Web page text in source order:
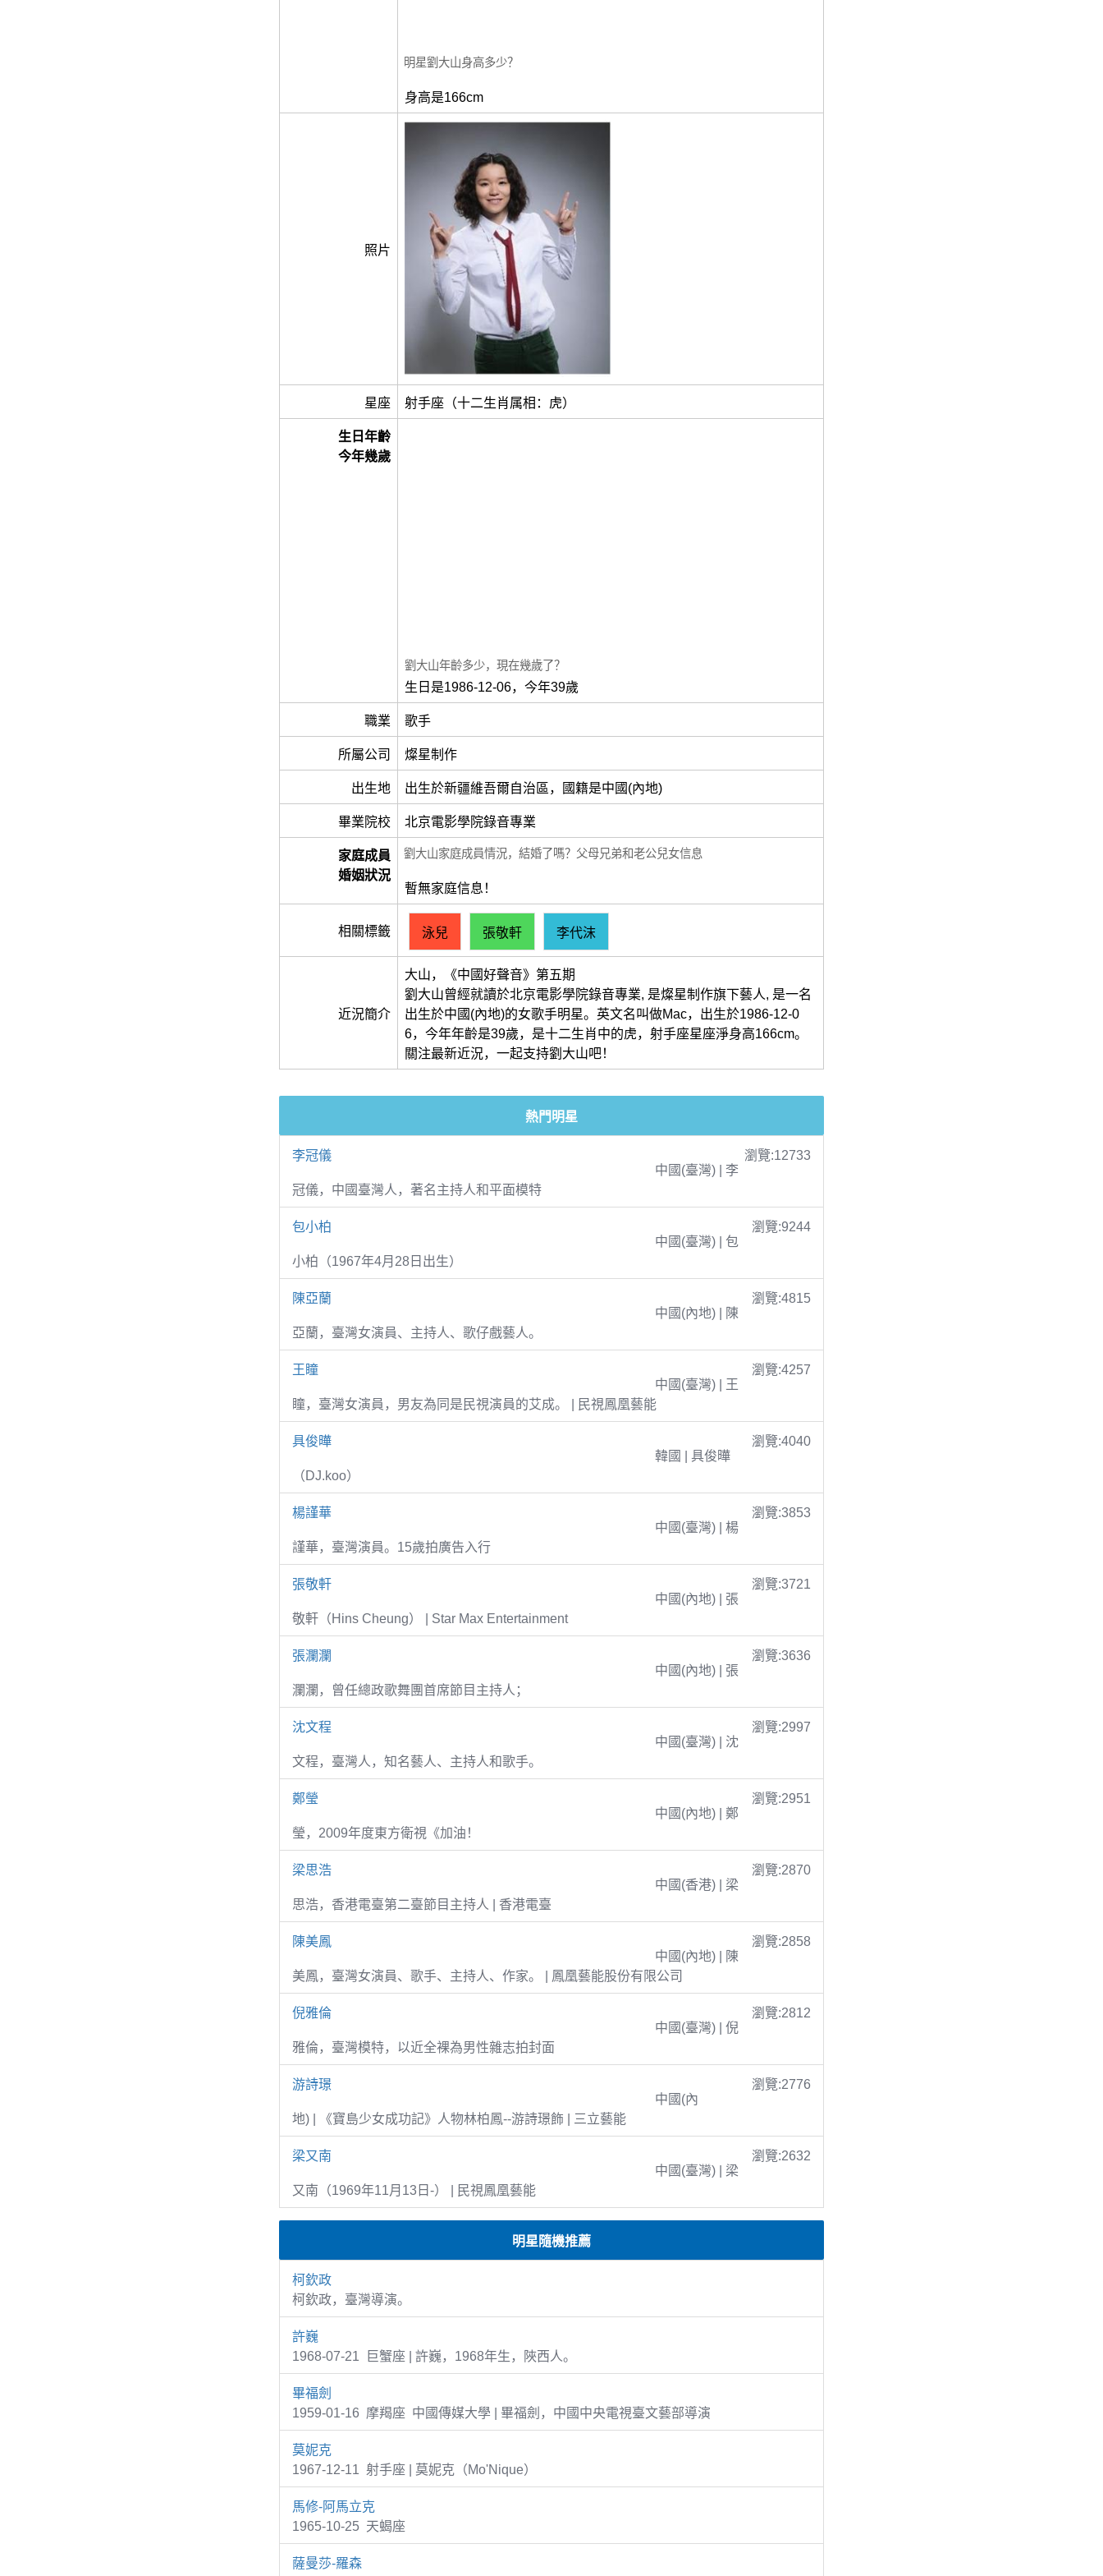
明星劉大山身高多少？
身高是166cm
照片
星座 射手座（十二生肖属相：虎）
生日年齡
今年幾歲
劉大山年齡多少，現在幾歲了？
生日是1986-12-06，今年39歲
職業 歌手
所屬公司 燦星制作
出生地 出生於新疆維吾爾自治區，國籍是中國(內地)
畢業院校 北京電影學院錄音專業
家庭成員
婚姻狀況
劉大山家庭成員情況，結婚了嗎？父母兄弟和老公兒女信息
暫無家庭信息！
相關標籤 泳兒 張敬軒 李代沫
近況簡介
大山，《中國好聲音》第五期
劉大山曾經就讀於北京電影學院錄音專業, 是燦星制作旗下藝人, 是一名
出生於中國(內地)的女歌手明星。英文名叫做Mac，出生於1986-12-0
6，今年年齡是39歲，是十二生肖中的虎，射手座星座淨身高166cm。
關注最新近況，一起支持劉大山吧！
熱門明星
李冠儀
瀏覽:12733
中國(臺灣) | 李
冠儀，中國臺灣人，著名主持人和平面模特
包小柏
瀏覽:9244
中國(臺灣) | 包
小柏（1967年4月28日出生）
陳亞蘭
瀏覽:4815
中國(內地) | 陳
亞蘭，臺灣女演員、主持人、歌仔戲藝人。
王瞳
瀏覽:4257
中國(臺灣) | 王
瞳，臺灣女演員，男友為同是民視演員的艾成。 | 民視鳳凰藝能
具俊曄
瀏覽:4040
韓國 | 具俊曄
（DJ.koo）
楊謹華
瀏覽:3853
中國(臺灣) | 楊
謹華，臺灣演員。15歲拍廣告入行
張敬軒
瀏覽:3721
中國(內地) | 張
敬軒（Hins Cheung） | Star Max Entertainment
張瀾瀾
瀏覽:3636
中國(內地) | 張
瀾瀾，曾任總政歌舞團首席節目主持人；
沈文程
瀏覽:2997
中國(臺灣) | 沈
文程，臺灣人，知名藝人、主持人和歌手。
鄭瑩
瀏覽:2951
中國(內地) | 鄭
瑩，2009年度東方衛視《加油！
梁思浩
瀏覽:2870
中國(香港) | 梁
思浩，香港電臺第二臺節目主持人 | 香港電臺
陳美鳳
瀏覽:2858
中國(內地) | 陳
美鳳，臺灣女演員、歌手、主持人、作家。 | 鳳凰藝能股份有限公司
倪雅倫
瀏覽:2812
中國(臺灣) | 倪
雅倫，臺灣模特，以近全裸為男性雜志拍封面
游詩璟
瀏覽:2776
中國(內
地) | 《寶島少女成功記》人物林柏鳳--游詩璟飾 | 三立藝能
梁又南
瀏覽:2632
中國(臺灣) | 梁
又南（1969年11月13日-） | 民視鳳凰藝能
明星隨機推薦
柯欽政
柯欽政，臺灣導演。
許巍
1968-07-21 巨蟹座 | 許巍，1968年生，陜西人。
畢福劍
1959-01-16 摩羯座 中國傳媒大學 | 畢福劍，中國中央電視臺文藝部導演
莫妮克
1967-12-11 射手座 | 莫妮克（Mo'Nique）
馬修-阿馬立克
1965-10-25 天蝎座
薩曼莎-羅森